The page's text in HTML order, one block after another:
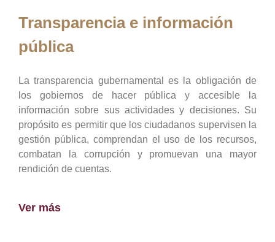
Transparencia e información
pública
La transparencia gubernamental es la obligación de
los gobiernos de hacer pública y accesible la
información sobre sus actividades y decisiones. Su
propósito es permitir que los ciudadanos supervisen la
gestión pública, comprendan el uso de los recursos,
combatan la corrupción y promuevan una mayor
rendición de cuentas.
Ver más